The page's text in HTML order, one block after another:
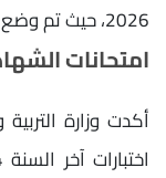
2026، حيث تم وضع الأسئلة وإعلان جداول الامتحانات.
امتحانات
أكدت وزارة